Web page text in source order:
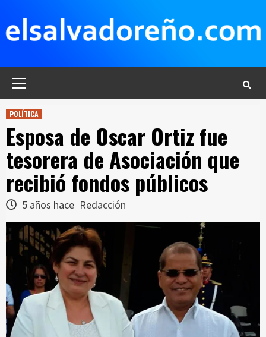
contenido
POLÍTICA
Esposa de Oscar Ortiz fue
tesorera de Asociación que
recibió fondos públicos
5 años hace Redacción